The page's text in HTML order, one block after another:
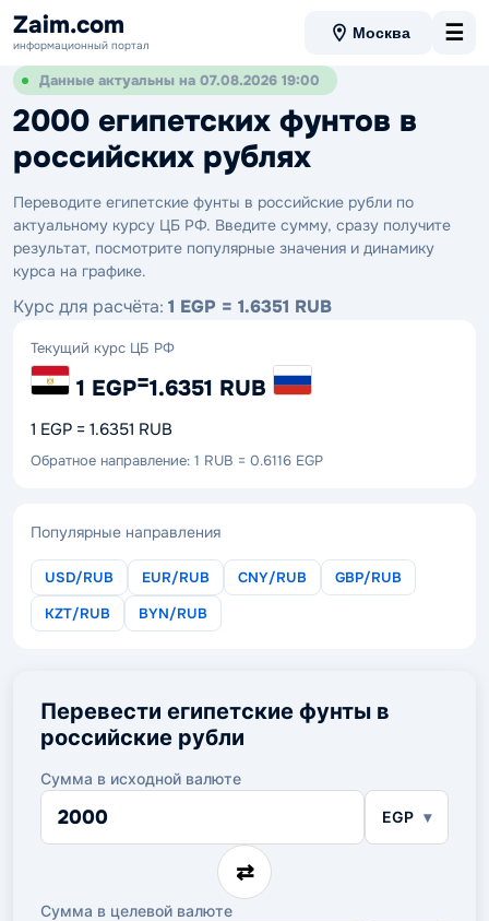
Zaim.com
информационный портал
Москва ☰
Данные актуальны на 07.08.2026 19:00
2000 египетских фунтов в
российских рублях
Переводите египетские фунты в российские рубли по
актуальному курсу ЦБ РФ. Введите сумму, сразу получите
результат, посмотрите популярные значения и динамику
курса на графике.
Курс для расчёта: 1 EGP = 1.6351 RUB
Текущий курс ЦБ РФ
1 EGP=1.6351 RUB
1 EGP = 1.6351 RUB
Обратное направление: 1 RUB = 0.6116 EGP
Популярные направления
USD/RUB EUR/RUB CNY/RUB
GBP/RUB
KZT/RUB
BYN/RUB
Перевести египетские фунты в
российские рубли
Сумма в исходной валюте
Сумма
исходной
EGP
⇄
Сумма в целевой валюте